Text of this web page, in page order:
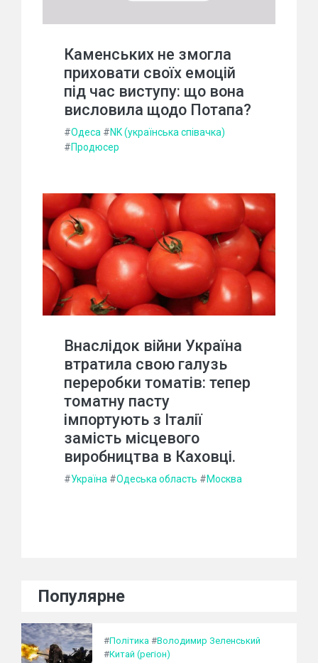
Каменських не змогла
приховати своїх емоцій
під час виступу: що вона
висловила щодо Потапа?
#Одеса #NK (українська співачка)
#Продюсер
Внаслідок війни Україна
втратила свою галузь
переробки томатів: тепер
томатну пасту
імпортують з Італії
замість місцевого
виробництва в Каховці.
#Україна #Одеська область #Москва
Популярне
#Політика #Володимир Зеленський
#Китай (регіон)